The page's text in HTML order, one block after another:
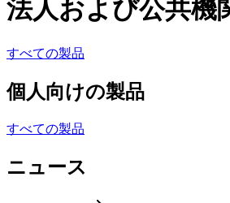
法人および公共機
すべての製品
個人向けの製品
すべての製品
ニュース